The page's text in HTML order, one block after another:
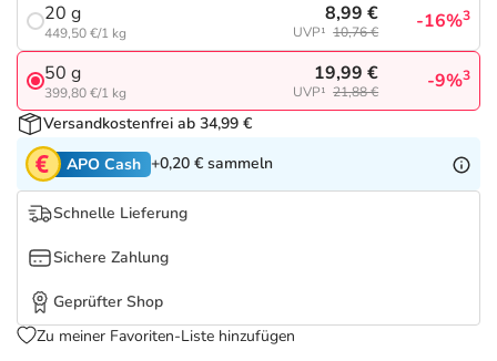
Tierapotheke
Vitamine & Mineralstoffe
Marken
Salus Deals
20 g
449,50 €/1 kg
8,99 €
UVP¹ 10,76 € -16%3
50 g
399,80 €/1 kg
19,99 €
UVP¹ 21,88 € -9%3
Versandkostenfrei ab 34,99 €
APO Cash +0,20 € sammeln
Schnelle Lieferung
Sichere Zahlung
Geprüfter Shop
Zu meiner Favoriten-Liste hinzufügen